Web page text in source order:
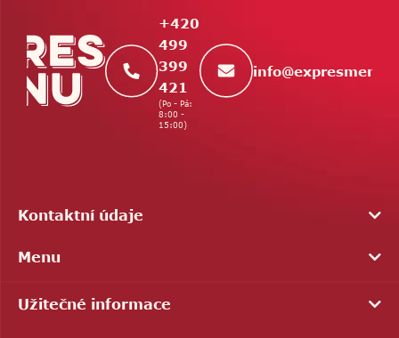
+420
499
399
421
(Po - Pá:
8:00 -
15:00)
info@
Kontaktní údaje
Menu
Užitečné informace